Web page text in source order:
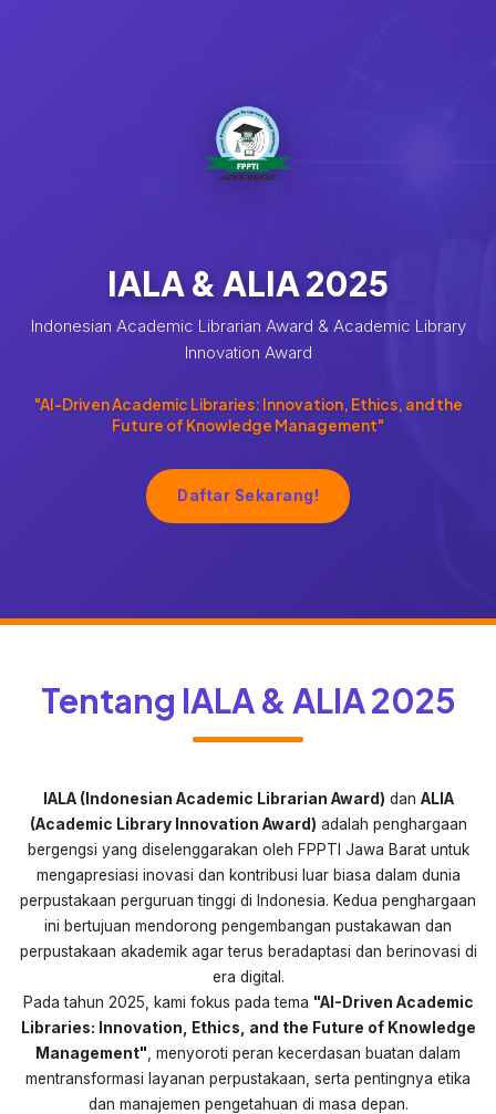
IALA & ALIA 2025
Indonesian Academic Librarian Award & Academic Library
Innovation Award
"AI-Driven Academic Libraries: Innovation, Ethics, and the
Future of Knowledge Management"
Daftar Sekarang!
Tentang IALA & ALIA 2025
IALA (Indonesian Academic Librarian Award) dan ALIA
(Academic Library Innovation Award) adalah penghargaan
bergengsi yang diselenggarakan oleh FPPTI Jawa Barat untuk
mengapresiasi inovasi dan kontribusi luar biasa dalam dunia
perpustakaan perguruan tinggi di Indonesia. Kedua penghargaan
ini bertujuan mendorong pengembangan pustakawan dan
perpustakaan akademik agar terus beradaptasi dan berinovasi di
era digital.
Pada tahun 2025, kami fokus pada tema "AI-Driven Academic
Libraries: Innovation, Ethics, and the Future of Knowledge
Management" , menyoroti peran kecerdasan buatan dalam
mentransformasi layanan perpustakaan, serta pentingnya etika
dan manajemen pengetahuan di masa depan.